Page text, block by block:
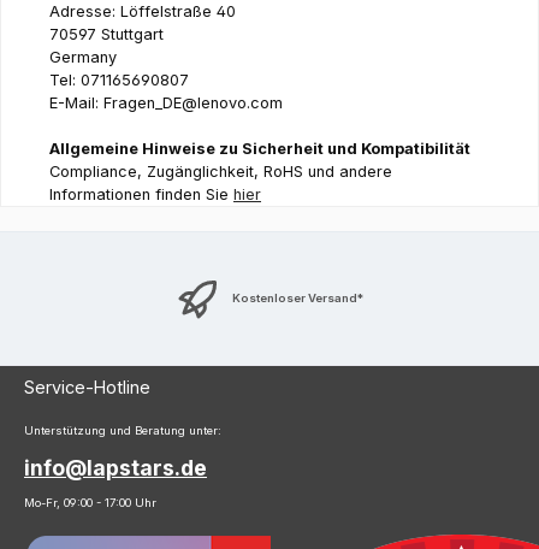
Adresse: Löffelstraße 40
70597 Stuttgart
Germany
Tel: 071165690807
E-Mail: Fragen_DE@lenovo.com
Allgemeine Hinweise zu Sicherheit und Kompatibilität
Compliance, Zugänglichkeit, RoHS und andere
Informationen finden Sie hier
Kostenloser Versand*
Service-Hotline
Unterstützung und Beratung unter:
info@lapstars.de
Mo-Fr, 09:00 - 17:00 Uhr